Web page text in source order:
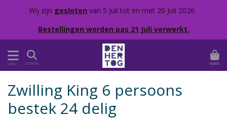
Wij zijn gesloten van 5 Juli tot en met 20 Juli 2026.
Bestellingen worden pas 21 Juli verwerkt.
MENU ZOEKEN MAND
Zwilling King 6 persoons
bestek 24 delig